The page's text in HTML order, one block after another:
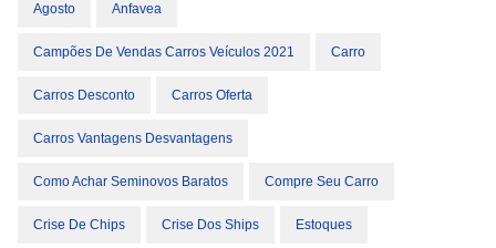
Agosto Anfavea
Campões De Vendas Carros Veículos 2021 Carro
Carros Desconto Carros Oferta
Carros Vantagens Desvantagens
Como Achar Seminovos Baratos Compre Seu Carro
Crise De Chips Crise Dos Ships Estoques